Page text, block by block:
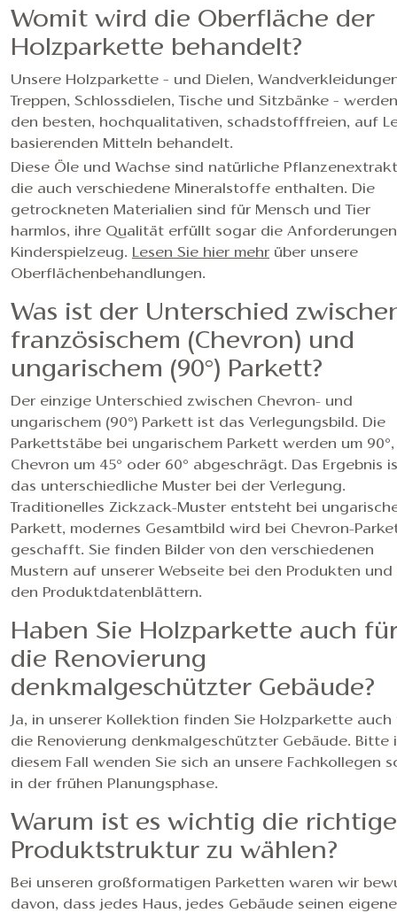
Womit wird die Oberfläche der
Holzparkette behandelt?
Unsere Holzparkette – und Dielen,
Treppen, Schlossdielen, Tische und Sitzbänke –
den besten, hochqualitativen, schadstofffreien, auf
basierenden Mitteln behandelt.
Diese Öle und Wachse sind natürliche
die auch verschiedene Mineralstoffe enthalten. Die
getrockneten Materialien sind für Mensch und Tier
harmlos, ihre Qualität erfüllt sogar die
Kinderspielzeug. Lesen Sie hier mehr über unsere
Oberflächenbehandlungen.
Was ist der Unterschied
französischem (Chevron) und
ungarischem (90°) Parkett?
Der einzige Unterschied zwischen Chevron- und
ungarischem (90°) Parkett ist das Verlegungsbild. Die
Parkettstäbe bei ungarischem Parkett werden um
Chevron um 45° oder 60° abgeschrägt. Das Ergebnis
das unterschiedliche Muster bei der Verlegung.
Traditionelles Zickzack-Muster entsteht bei
Parkett, modernes Gesamtbild wird bei Chevron-
geschafft. Sie finden Bilder von den verschiedenen
Mustern auf unserer Webseite bei den Produkten und
den Produktdatenblättern.
Haben Sie Holzparkette auch
die Renovierung
denkmalgeschützter Gebäude?
Ja, in unserer Kollektion finden Sie Holzparkette auch
die Renovierung denkmalgeschützter Gebäude. Bitte
diesem Fall wenden Sie sich an unsere Fachkollegen
in der frühen Planungsphase.
Warum ist es wichtig die richtige
Produktstruktur zu wählen?
Bei unseren großformatigen Parketten waren wir
davon, dass jedes Haus, jedes Gebäude seinen